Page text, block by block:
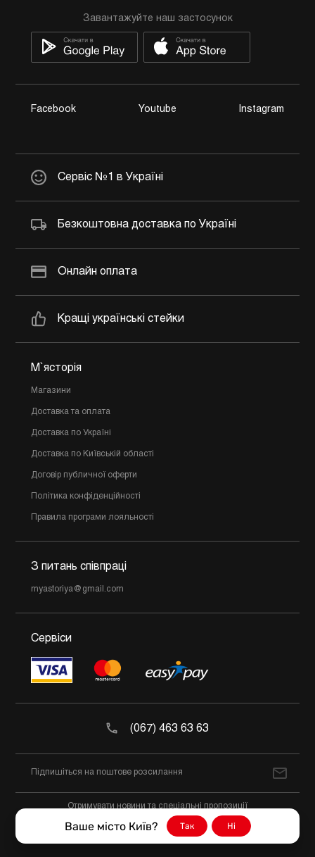
Завантажуйте наш застосунок
Facebook Youtube Instagram
Сервіс №1 в Україні
Безкоштовна доставка по Україні
Онлайн оплата
Кращі українські стейки
М`ясторія
Магазини
Доставка та оплата
Доставка по Україні
Доставка по Київській області
Договір публичної оферти
Політика конфіденційності
Правила програми лояльності
З питань співпраці
myastoriya@gmail.com
Сервіси
(067) 463 63 63
Отримувати новини та спеціальні пропозиції
@2026 М'ясторія Всі права захищено
Ваше місто Київ? Так Ні